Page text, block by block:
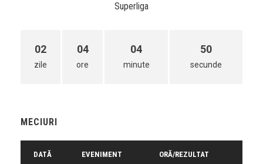
Superliga
02
zile
04
ore
04
minute
50
secunde
MECIURI
DATĂ EVENIMENT ORĂ/REZULTAT